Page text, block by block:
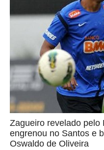
Zagueiro revelado pelo
engrenou no Santos e
Oswaldo de Oliveira